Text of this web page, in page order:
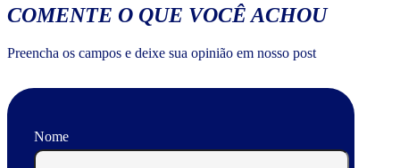
COMENTE O QUE VOCÊ ACHOU
Preencha os campos e deixe sua opinião em nosso post
Nome